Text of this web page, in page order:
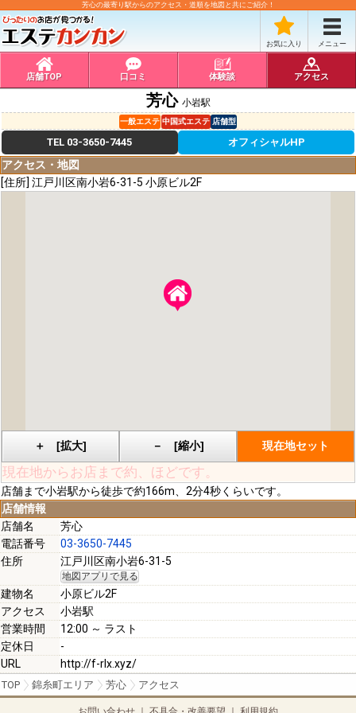
芳心の最寄り駅からのアクセス・道順を地図と共にご紹介！
お気に入り メニュー
店舗TOP 口コミ 体験談 アクセス
芳心 小岩駅
一般エステ 中国式エステ 店舗型
TEL 03-3650-7445 オフィシャルHP
アクセス・地図
[住所] 江戸川区南小岩6-31-5 小原ビル2F
現在地からお店まで約 ほどです。
店舗まで小岩駅から徒歩で約166m、2分4秒くらいです。
店舗情報
店舗名
芳心
電話番号
03-3650-7445
住所
江戸川区南小岩6-31-5
地図アプリで見る
建物名
小原ビル2F
アクセス
小岩駅
営業時間
12:00 ～ ラスト
定休日
-
URL
http://f-rlx.xyz/
TOP 錦糸町エリア 芳心 アクセス